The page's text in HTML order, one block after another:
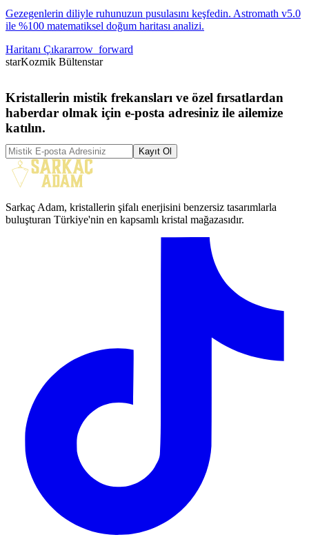
Gezegenlerin diliyle ruhunuzun pusulasını keşfedin. Astromath v5.0
ile %100 matematiksel doğum haritası analizi.
Haritanı Çıkararrow_forward
starKozmik Bültenstar
Kristallerin mistik frekansları ve özel fırsatlardan
haberdar olmak için e-posta adresiniz ile ailemize
katılın.
Kayıt Ol
Sarkaç Adam, kristallerin şifalı enerjisini benzersiz tasarımlarla
buluşturan Türkiye'nin en kapsamlı kristal mağazasıdır.